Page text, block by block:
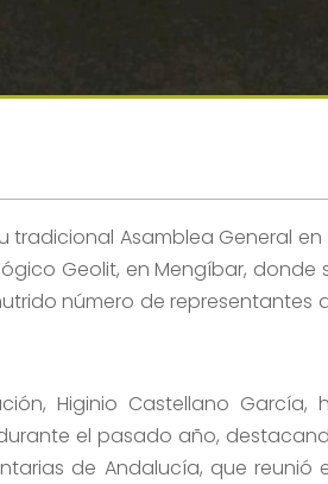
Asamblea General en
Geolit, en Mengíbar, donde
número de representantes
Higinio Castellano García,
el pasado año,
de Andalucía, que reunió